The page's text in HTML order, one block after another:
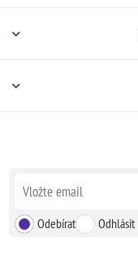
Odebírat Odhlásit